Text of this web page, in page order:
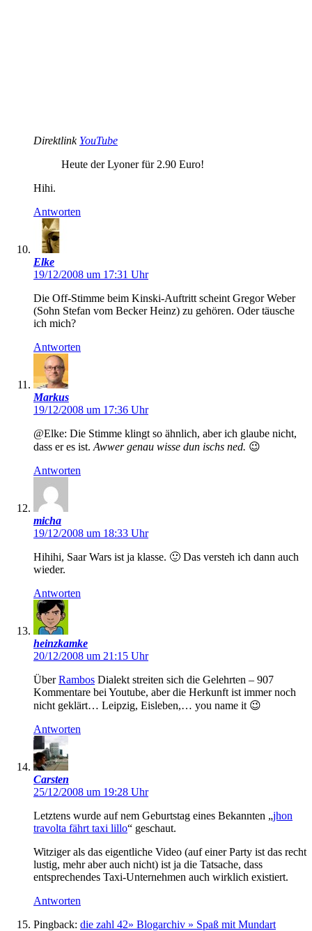
Direktlink YouTube
Heute der Lyoner für 2.90 Euro!
Hihi.
Antworten
Elke
19/12/2008 um 17:31 Uhr
Die Off-Stimme beim Kinski-Auftritt scheint Gregor Weber
(Sohn Stefan vom Becker Heinz) zu gehören. Oder täusche
ich mich?
Antworten
Markus
19/12/2008 um 17:36 Uhr
@Elke: Die Stimme klingt so ähnlich, aber ich glaube nicht,
dass er es ist. Awwer genau wisse dun ischs ned. 😉
Antworten
micha
19/12/2008 um 18:33 Uhr
Hihihi, Saar Wars ist ja klasse. 🙂 Das versteh ich dann auch
wieder.
Antworten
heinzkamke
20/12/2008 um 21:15 Uhr
ÜberRambos Dialekt streiten sich die Gelehrten – 907
Kommentare bei Youtube, aber die Herkunft ist immer noch
nicht geklärt… Leipzig, Eisleben,… you name it 😉
Antworten
Carsten
25/12/2008 um 19:28 Uhr
Letztens wurde auf nem Geburtstag eines Bekannten „jhon
travolta fährt taxi lillo“ geschaut.
Witziger als das eigentliche Video (auf einer Party ist das recht
lustig, mehr aber auch nicht) ist ja die Tatsache, dass
entsprechendes Taxi-Unternehmen auch wirklich existiert.
Antworten
Pingback: die zahl 42» Blogarchiv » Spaß mit Mundart